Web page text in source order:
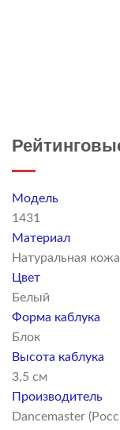
Модель
1431
Материал
Натуральная кожа
Цвет
Белый
Форма каблука
Блок
Высота каблука
3,5 см
Производитель
Dancemaster